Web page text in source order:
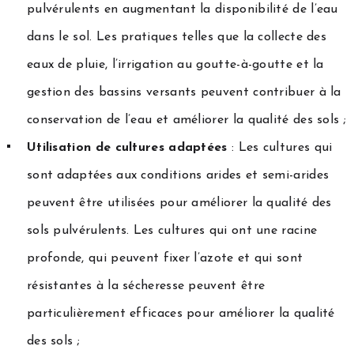
pulvérulents en augmentant la disponibilité de l’eau
dans le sol. Les pratiques telles que la collecte des
eaux de pluie, l’irrigation au goutte-à-goutte et la
gestion des bassins versants peuvent contribuer à la
conservation de l’eau et améliorer la qualité des sols ;
Utilisation de cultures adaptées : Les cultures qui
sont adaptées aux conditions arides et semi-arides
peuvent être utilisées pour améliorer la qualité des
sols pulvérulents. Les cultures qui ont une racine
profonde, qui peuvent fixer l’azote et qui sont
résistantes à la sécheresse peuvent être
particulièrement efficaces pour améliorer la qualité
des sols ;